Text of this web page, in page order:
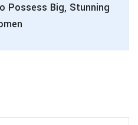
Possess Big, Stunning